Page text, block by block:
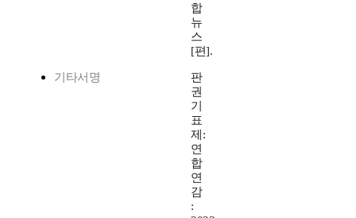
합
뉴
스
[편].
기타서명
판
권
기
표
제:
연
합
연
감
: